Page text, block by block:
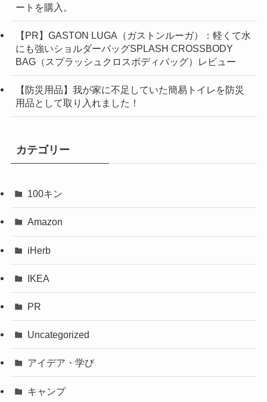
ートを購入。
【PR】GASTON LUGA（ガストンルーガ）：軽くて水
にも強いショルダーバッグSPLASH CROSSBODY
BAG（スプラッシュクロスボディバッグ）レビュー
【防災用品】我が家に不足していた簡易トイレを防災
用品として取り入れました！
カテゴリー
100キン
Amazon
iHerb
IKEA
PR
Uncategorized
アイデア・学び
キャンプ